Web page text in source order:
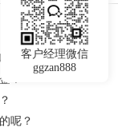
？
！
呢？
客户经理微信
ggzan888